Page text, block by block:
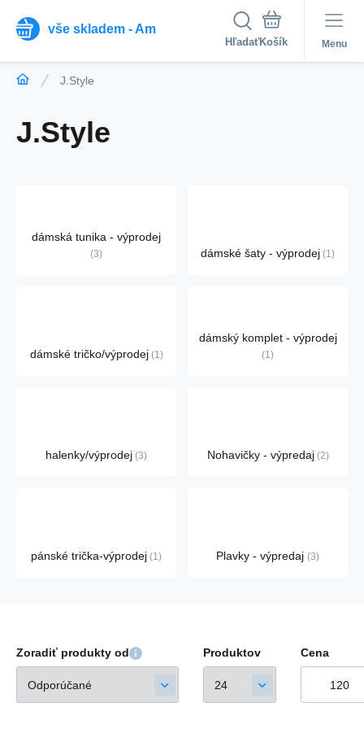
vše skladem - Am
Hľadať Menu
J.Style
J.Style
dámská tunika - výprodej
3 dámské šaty - výprodej 1
dámské tričko/výprodej 1
dámský komplet - výprodej
1
halenky/výprodej 3 Nohavičky - výpredaj 2
pánské trička-výprodej 1 Plavky - výpredaj 3
Zoradiť produkty od Produktov Cena